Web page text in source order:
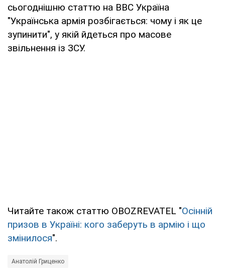
сьогоднішню статтю на BBC Україна
"Українська армія розбігається: чому і як це
зупинити", у якій йдеться про масове
звільнення із ЗСУ.
Читайте також статтю OBOZREVATEL "Осінній
призов в Україні: кого заберуть в армію і що
змінилося".
Анатолій Гриценко